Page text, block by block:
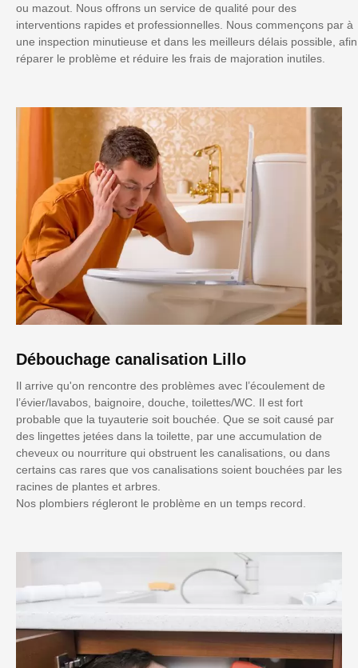
ou mazout. Nous offrons un service de qualité pour des
interventions rapides et professionnelles. Nous commençons par à
une inspection minutieuse et dans les meilleurs délais possible, afin
réparer le problème et réduire les frais de majoration inutiles.
Débouchage canalisation Lillo
Il arrive qu'on rencontre des problèmes avec l’écoulement de
l’évier/lavabos, baignoire, douche, toilettes/WC. Il est fort
probable que la tuyauterie soit bouchée. Que se soit causé par
des lingettes jetées dans la toilette, par une accumulation de
cheveux ou nourriture qui obstruent les canalisations, ou dans
certains cas rares que vos canalisations soient bouchées par les
racines de plantes et arbres.
Nos plombiers régleront le problème en un temps record.